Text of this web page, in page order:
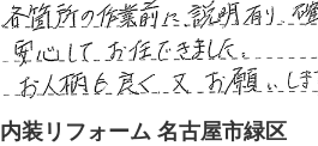
内装リフォーム 名古屋市緑区